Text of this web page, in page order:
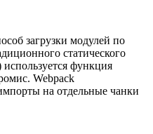
загрузки модулей по
статического
используется функция
Webpack
на отдельные чанки